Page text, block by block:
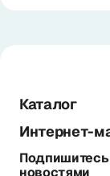
Каталог
Интернет-
новостями